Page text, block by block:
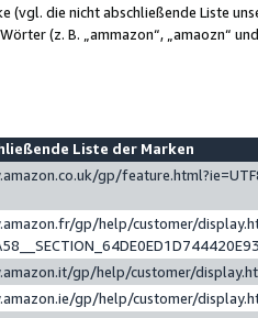
(vgl. die nicht abschließende Liste
(z. B. „ammazon“, „amaozn“
Liste der Marken
gp/
gp/help/customer/
gp/help/customer/
gp/help/customer/